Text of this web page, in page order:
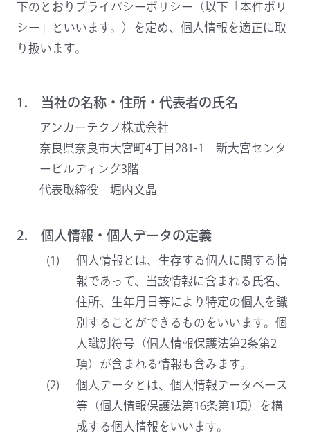
下のとおりプライバシーポリシー（以下「本件ポリ
シー」といいます。）を定め、個人情報を適正に取
り扱います。
1. 当社の名称・住所・代表者の氏名
アンカーテクノ株式会社
奈良県奈良市大宮町4丁目281-1 新大宮センタ
ービルディング3階
代表取締役 堀内文晶
2. 個人情報・個人データの定義
個人情報とは、生存する個人に関する情
報であって、当該情報に含まれる氏名、
住所、生年月日等により特定の個人を識
別することができるものをいいます。個
人識別符号（個人情報保護法第2条第2
項）が含まれる情報も含みます。
個人データとは、個人情報データベース
等（個人情報保護法第16条第1項）を構
成する個人情報をいいます。